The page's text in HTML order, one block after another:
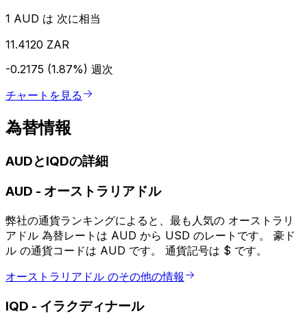
1 AUD は 次に相当
11.4120 ZAR
-0.2175 (1.87%) 週次
チャートを見る
為替情報
AUDとIQDの詳細
AUD - オーストラリアドル
弊社の通貨ランキングによると、最も人気の オーストラリ
アドル 為替レートは AUD から USD のレートです。 豪ド
ル の通貨コードは AUD です。 通貨記号は $ です。
オーストラリアドル のその他の情報
IQD - イラクディナール